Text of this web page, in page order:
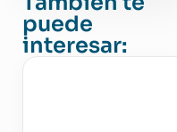
puede
interesar: